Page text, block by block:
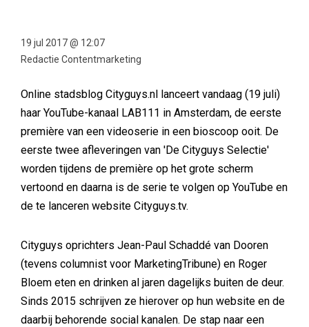
19 jul 2017 @ 12:07
Redactie Contentmarketing
Online stadsblog Cityguys.nl lanceert vandaag (19 juli)
haar YouTube-kanaal LAB111 in Amsterdam, de eerste
première van een videoserie in een bioscoop ooit. De
eerste twee afleveringen van 'De Cityguys Selectie'
worden tijdens de première op het grote scherm
vertoond en daarna is de serie te volgen op YouTube en
de te lanceren website Cityguys.tv.
Cityguys oprichters Jean-Paul Schaddé van Dooren
(tevens columnist voor MarketingTribune) en Roger
Bloem eten en drinken al jaren dagelijks buiten de deur.
Sinds 2015 schrijven ze hierover op hun website en de
daarbij behorende social kanalen. De stap naar een